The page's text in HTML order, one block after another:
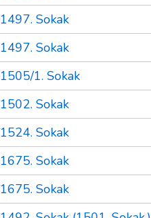
1497. Sokak
1497. Sokak
1505/1. Sokak
1502. Sokak
1524. Sokak
1675. Sokak
1675. Sokak